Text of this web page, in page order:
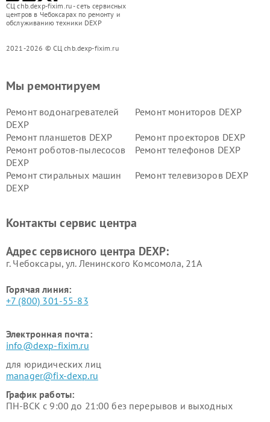
СЦ chb.dexp-fixim.ru - сеть сервисных
центров в Чебоксарах по ремонту и
обслуживанию техники DEXP
2021-2026 © СЦ chb.dexp-fixim.ru
Мы ремонтируем
Ремонт водонагревателей
DEXP
Ремонт мониторов DEXP
Ремонт планшетов DEXP
Ремонт проекторов DEXP
Ремонт роботов-пылесосов
DEXP
Ремонт телефонов DEXP
Ремонт стиральных машин
DEXP
Ремонт телевизоров DEXP
Ремонт серверов DEXP
Ремонт мини пк DEXP
Контакты сервис центра
Адрес сервисного центра DEXP:
г. Чебоксары, ул. Ленинского Комсомола, 21А
Горячая линия:
+7 (800) 301-55-83
Электронная почта:
info@dexp-fixim.ru
для юридических лиц
manager@fix-dexp.ru
График работы:
ПН-ВСК с 9:00 до 21:00 без перерывов и выходных